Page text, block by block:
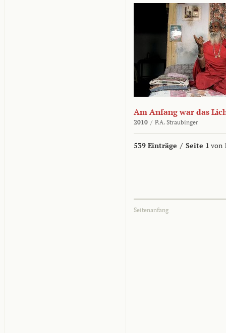
Am Anfang war das
2010 / P.A. Straubinger
539 Einträge / Seite 1 von
Seitenanfang